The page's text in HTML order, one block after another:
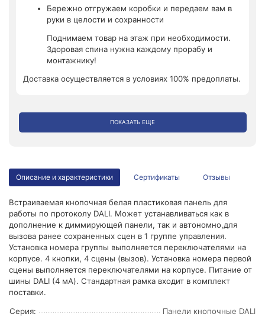
Бережно отгружаем коробки и передаем вам в
руки в целости и сохранности
Поднимаем товар на этаж при необходимости.
Здоровая спина нужна каждому прорабу и
монтажнику!
Доставка осуществляется в условиях 100% предоплаты.
ПОКАЗАТЬ ЕЩЕ
Описание и характеристики Сертификаты Отзывы
Встраиваемая кнопочная белая пластиковая панель для
работы по протоколу DALI. Может устанавливаться как в
дополнение к диммирующей панели, так и автономно,для
вызова ранее сохраненных сцен в 1 группе управления.
Установка номера группы выполняется переключателями на
корпусе. 4 кнопки, 4 сцены (вызов). Установка номера первой
сцены выполняется переключателями на корпусе. Питание от
шины DALI (4 мА). Стандартная рамка входит в комплект
поставки.
Серия:
Панели кнопочные DALI